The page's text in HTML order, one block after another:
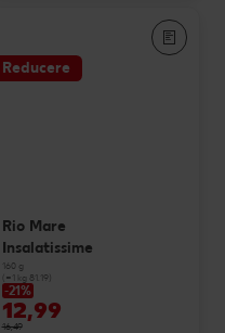
Reducere
Rio Mare
Insalatissime
160 g
(=1 kg 81.19)
-21%
12,99
16,49